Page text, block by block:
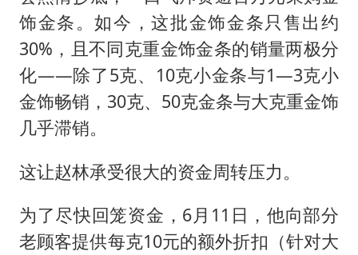
饰金条。如今，这批金饰金条只售出约
30%，且不同克重金饰金条的销量两极分
化——除了5克、10克小金条与1—3克小
金饰畅销，30克、50克金条与大克重金饰
几乎滞销。
这让赵林承受很大的资金周转压力。
为了尽快回笼资金，6月11日，他向部分
老顾客提供每克10元的额外折扣（针对大